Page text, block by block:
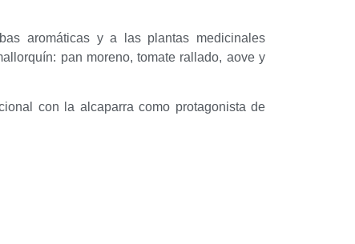
aromáticas y a las plantas medicinales
pan moreno, tomate rallado, aove y
con la alcaparra como protagonista de